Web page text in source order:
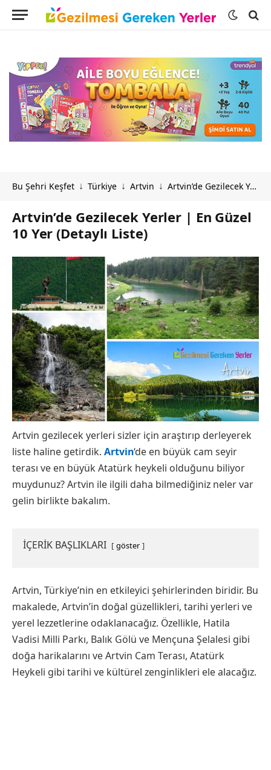
Bu Şehri Keşfet ↓ Türkiye ↓ Artvin ↓ Artvin’de Gezilecek Yerler | En Güzel 10 Yer (Detaylı Liste)
Artvin’de Gezilecek Yerler | En Güzel
10 Yer (Detaylı Liste)
Artvin gezilecek yerleri sizler için araştırıp derleyerek
liste haline getirdik. Artvin‘de en büyük cam seyir
terası ve en büyük Atatürk heykeli olduğunu biliyor
muydunuz? Artvin ile ilgili daha bilmediğiniz neler var
gelin birlikte bakalım.
İÇERİK BAŞLIKLARI göster
Artvin, Türkiye’nin en etkileyici şehirlerinden biridir. Bu
makalede, Artvin’in doğal güzellikleri, tarihi yerleri ve
yerel lezzetlerine odaklanacağız. Özellikle, Hatila
Vadisi Milli Parkı, Balık Gölü ve Mençuna Şelalesi gibi
doğa harikalarını ve Artvin Cam Terası, Atatürk
Heykeli gibi tarihi ve kültürel zenginlikleri ele alacağız.